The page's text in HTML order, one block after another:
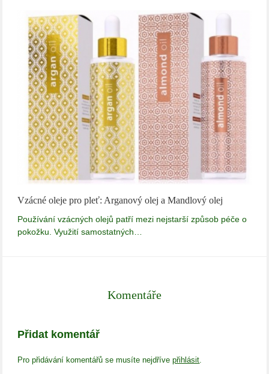
Vzácné oleje pro pleť: Arganový olej a Mandlový olej
Používání vzácných olejů patří mezi nejstarší způsob péče o
pokožku. Využití samostatných…
Komentáře
Přidat komentář
Pro přidávání komentářů se musíte nejdřívepřihlásit